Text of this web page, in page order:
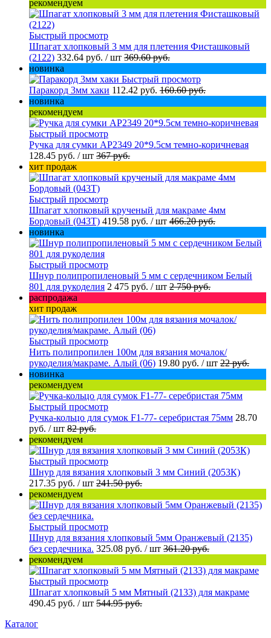
рекомендуем
Быстрый просмотр
Шпагат хлопковый 3 мм для плетения Фисташковый
(2122) 332.64 руб. / шт 369.60 руб.
новинка
Быстрый просмотр
Паракорд 3мм хаки 112.42 руб. 160.60 руб.
новинка
рекомендуем
Быстрый просмотр
Ручка для сумки AP2349 20*9.5см темно-коричневая
128.45 руб. / шт 367 руб.
хит продаж
Быстрый просмотр
Шпагат хлопковый крученый для макраме 4мм
Бордовый (043Т) 419.58 руб. / шт 466.20 руб.
новинка
Быстрый просмотр
Шнур полипропиленовый 5 мм с сердечником Белый
801 для рукоделия 2 475 руб. / шт 2 750 руб.
распродажа
хит продаж
Быстрый просмотр
Нить полипропилен 100м для вязания мочалок/
рукоделия/макраме. Алый (06) 19.80 руб. / шт 22 руб.
новинка
рекомендуем
Быстрый просмотр
Ручка-кольцо для сумок F1-77- серебристая 75мм 28.70
руб. / шт 82 руб.
рекомендуем
Быстрый просмотр
Шнур для вязания хлопковый 3 мм Синий (2053К)
217.35 руб. / шт 241.50 руб.
рекомендуем
Быстрый просмотр
Шнур для вязания хлопковый 5мм Оранжевый (2135)
без сердечника. 325.08 руб. / шт 361.20 руб.
рекомендуем
Быстрый просмотр
Шпагат хлопковый 5 мм Мятный (2133) для макраме
490.45 руб. / шт 544.95 руб.
Каталог